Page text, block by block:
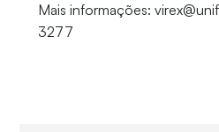
Mais informações:
3277